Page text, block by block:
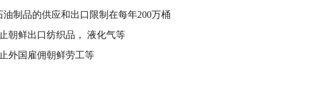
油制品的供应和出口限制在每年200万桶
朝鲜出口纺织品， 液化气等
外国雇佣朝鲜劳工等